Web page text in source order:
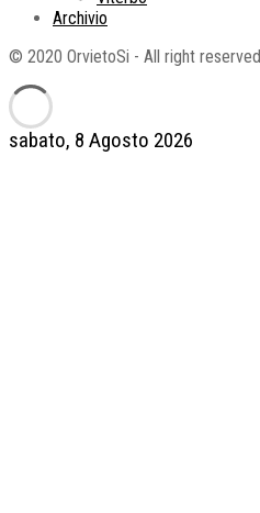
sabato, 8 Agosto 2026
Archivio
© 2020 OrvietoSi - All right reserved